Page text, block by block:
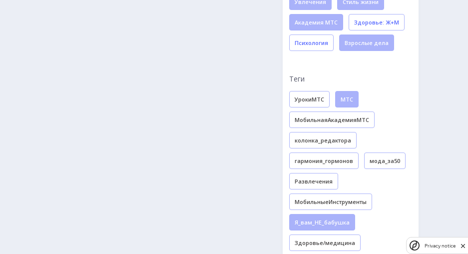
Увлечения Стиль жизни
Академия МТС Здоровье: Ж+М
Психология Взрослые дела
Теги
УрокиМТС МТС
МобильнаяАкадемияМТС
колонка_редактора
гармония_гормонов мода_за50
Развлечения
МобильныеИнструменты
Я_вам_НЕ_бабушка
Здоровье/медицина Privacy notice